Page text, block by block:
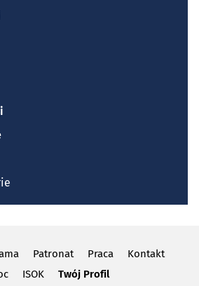
Patronat Praca
Kontakt
ISOK Twój Profil